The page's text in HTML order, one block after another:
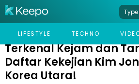
LIFESTYLE TECHNO
HOME NEWS
TERKENAL KEJAM DAN TANGAN
Terkenal Kejam dan
Daftar Kekejian Kim
Korea Utara!